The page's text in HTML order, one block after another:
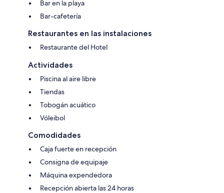
Bar en la playa
Bar-cafetería
Restaurantes en las instalaciones
Restaurante del Hotel
Actividades
Piscina al aire libre
Tiendas
Tobogán acuático
Vóleibol
Comodidades
Caja fuerte en recepción
Consigna de equipaje
Máquina expendedora
Recepción abierta las 24 horas